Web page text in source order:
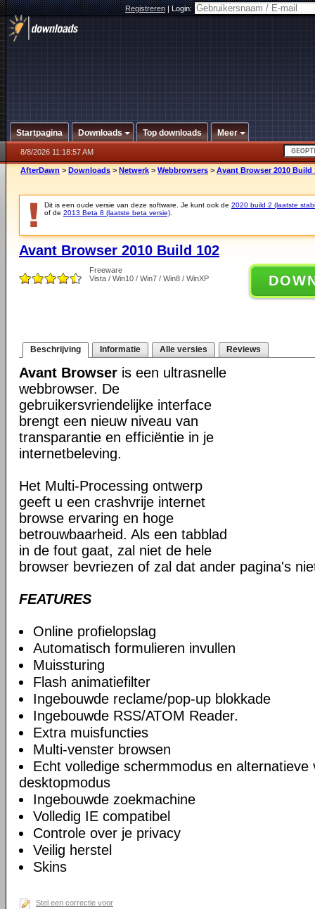
Registreren|Login:
Startpagina Downloads Top downloads Meer
8/8/2026 11:18:57 AM
AfterDawn > Downloads > Netwerk > Webbrowsers > Avant Browser 2010 Build
Dit is een oude versie van deze software. Je kunt ook de 2020 build 2 (laatste
of de 2013 Beta 8 (laatste beta versie)
Avant Browser 2010 Build 102
Freeware
Vista / Win10 / Win7 / Win8 / WinXP
Beschrijving Informatie Alle versies Reviews
Avant Browser is een ultrasnelle
webbrowser. De
gebruikersvriendelijke interface
brengt een nieuw niveau van
transparantie en efficiëntie in je
internetbeleving.
Het Multi-Processing ontwerp
geeft u een crashvrije internet
browse ervaring en hoge
betrouwbaarheid. Als een tabblad
in de fout gaat, zal niet de hele
browser bevriezen of zal dat ander pagina's
FEATURES
Online profielopslag
Automatisch formulieren invullen
Muissturing
Flash animatiefilter
Ingebouwde reclame/pop-up blokkade
Ingebouwde RSS/ATOM Reader.
Extra muisfuncties
Multi-venster browsen
Echt volledige schermmodus en alternatieve
desktopmodus
Ingebouwde zoekmachine
Volledig IE compatibel
Controle over je privacy
Veilig herstel
Skins
Stel een correctie voor